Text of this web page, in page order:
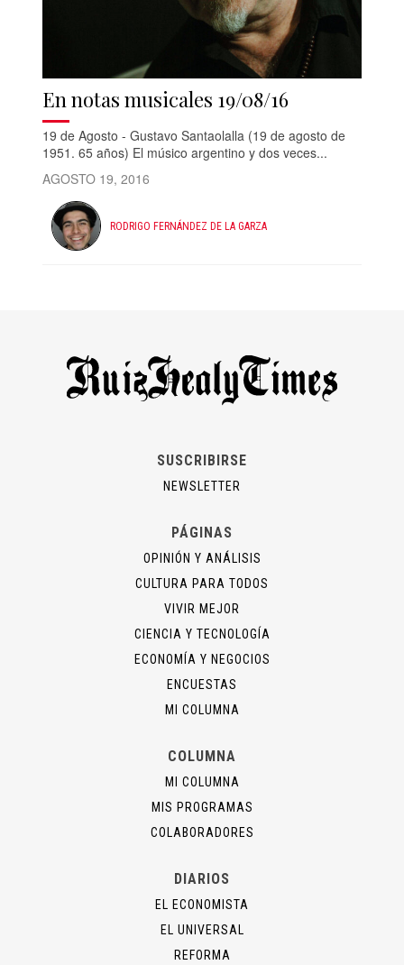
En notas musicales 19/08/16
19 de Agosto - Gustavo Santaolalla (19 de agosto de
1951. 65 años) El músico argentino y dos veces...
AGOSTO 19, 2016
RODRIGO FERNÁNDEZ DE LA GARZA
SUSCRIBIRSE
NEWSLETTER
PÁGINAS
OPINIÓN Y ANÁLISIS
CULTURA PARA TODOS
VIVIR MEJOR
CIENCIA Y TECNOLOGÍA
ECONOMÍA Y NEGOCIOS
ENCUESTAS
MI COLUMNA
COLUMNA
MI COLUMNA
MIS PROGRAMAS
COLABORADORES
DIARIOS
EL ECONOMISTA
EL UNIVERSAL
REFORMA